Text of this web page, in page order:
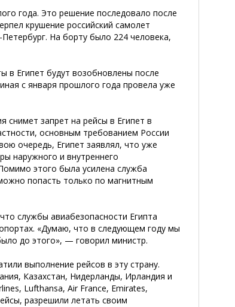
года. Это решение последовало после
крушение российский самолет
На борту было 224 человека,
в Египет будут возобновлены после
с января прошлого года провела уже
снимет запрет на рейсы в Египет в
основным требованием России
очередь, Египет заявлял, что уже
наружного и внутреннего
этого была усилена служба
попасть только по магнитным
службы авиабезопасности Египта
«Думаю, что в следующем году мы
до этого», — говорил министр.
выполнение рейсов в эту страну.
Казахстан, Нидерланды, Ирландия и
Lufthansa, Air France, Emirates,
разрешили летать своим